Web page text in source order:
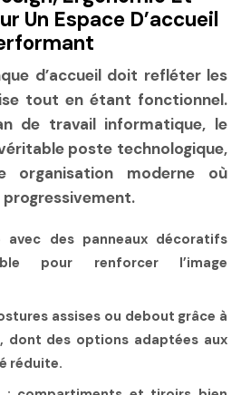
Un Espace D’accueil
d’accueil doit refléter les
tout en étant fonctionnel.
de travail informatique, le
poste technologique,
organisation moderne où
progressivement.
avec des panneaux décoratifs
pour renforcer l’image
assises ou debout grâce à
dont des options adaptées aux
réduite.